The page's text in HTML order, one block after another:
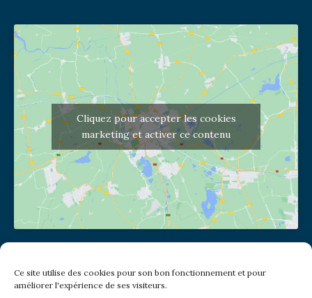
Ce site utilise des cookies pour son bon fonctionnement et pour
améliorer l'expérience de ses visiteurs.
Cliquez pour accepter les cookies
marketing et activer ce contenu
(pas de courrier à cette adresse)
2 place Jules Joffrin - 75018